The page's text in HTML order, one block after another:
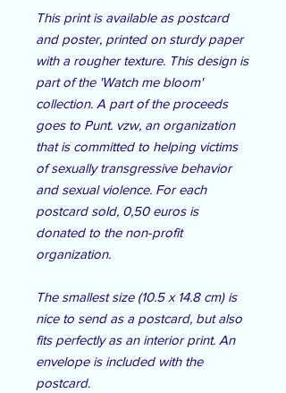
This print is available as postcard
and poster, printed on sturdy paper
with a rougher texture. This design is
part of the 'Watch me bloom'
collection. A part of the proceeds
goes to Punt. vzw, an organization
that is committed to helping victims
of sexually transgressive behavior
and sexual violence. For each
postcard sold, 0,50 euros is
donated to the non-profit
organization.
The smallest size (10.5 x 14.8 cm) is
nice to send as a postcard, but also
fits perfectly as an interior print. An
envelope is included with the
postcard.